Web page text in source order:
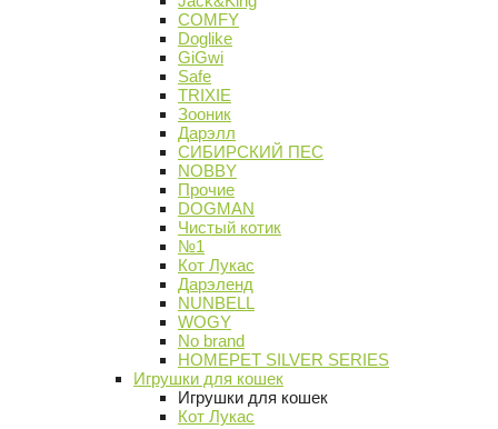
COMFY
Doglike
GiGwi
Safe
TRIXIE
Зооник
Дарэлл
СИБИРСКИЙ ПЕС
NOBBY
Прочие
DOGMAN
Чистый котик
№1
Кот Лукас
Дарэленд
NUNBELL
WOGY
No brand
HOMEPET SILVER SERIES
Игрушки для кошек
Игрушки для кошек
Кот Лукас